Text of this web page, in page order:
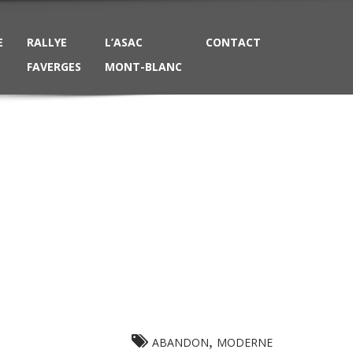
RALLYE
FAVERGES
L’ASAC
MONT-BLANC
CONTACT
ABANDON, MODERNE